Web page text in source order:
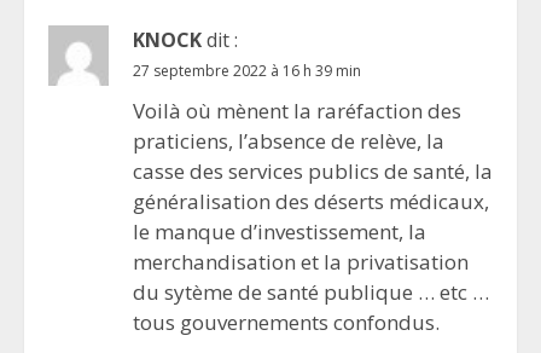
KNOCKdit :
27 septembre 2022 à 16 h 39 min
Voilà où mènent la raréfaction des
praticiens, l’absence de relève, la
casse des services publics de santé, la
généralisation des déserts médicaux,
le manque d’investissement, la
merchandisation et la privatisation
du sytème de santé publique … etc …
tous gouvernements confondus.